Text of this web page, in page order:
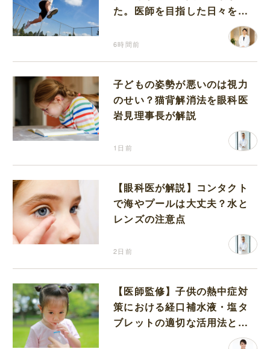
た。医師を目指した日々を振
6時間前
子どもの姿勢が悪いのは視力
のせい？猫背解消法を眼科医
岩見理事長が解説
1日前
【眼科医が解説】コンタクト
で海やプールは大丈夫？水と
レンズの注意点
2日前
【医師監修】子供の熱中症対
策における経口補水液・塩タ
ブレットの適切な活用法と水